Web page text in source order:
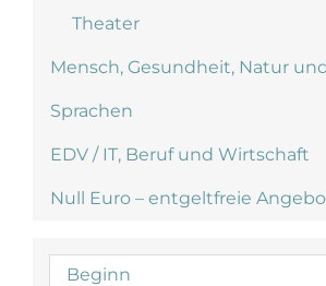
Theater
Mensch, Gesundheit, Natur
Sprachen
EDV / IT, Beruf und Wirtschaft
Null Euro – entgeltfreie
Beginn